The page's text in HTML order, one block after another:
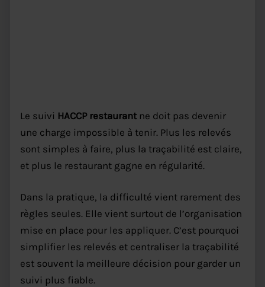
Le suivi HACCP restaurantne doit pas devenir
une charge impossible à tenir. Plus les relevés
sont simples à faire, plus la traçabilité est claire,
et plus le restaurant gagne en régularité.
Dans la pratique, la difficulté vient rarement des
règles seules. Elle vient surtout de l’organisation
mise en place pour les appliquer. C’est pourquoi
simplifier les relevés et centraliser la traçabilité
est souvent la meilleure décision pour garder un
suivi plus fiable.